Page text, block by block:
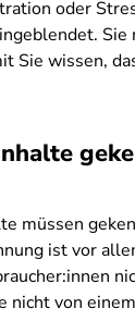
oder
Sie
Sie wissen,
müssen
ist vor
nicht von